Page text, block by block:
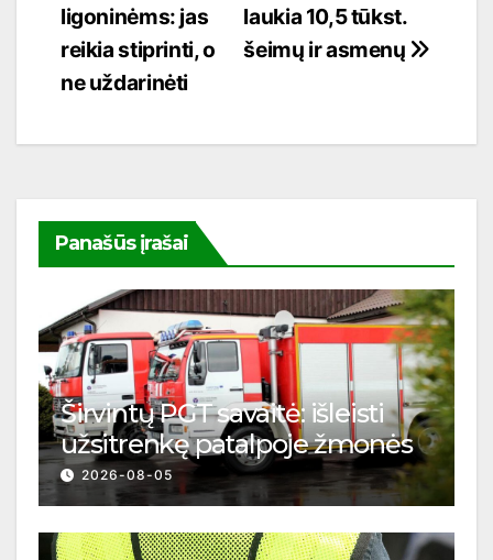
laukia 10,5 tūkst.
šeimų ir asmenų
ligoninėms: jas
reikia stiprinti, o
ne uždarinėti
Panašūs įrašai
Širvintų PGT savaitė: išleisti
užsitrenkę patalpoje žmonės
2026-08-05